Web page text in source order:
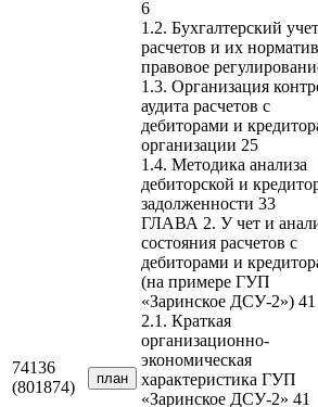
74136
(801874)
план
6
1.2. Бухгалтерский учет
расчетов и их
правовое
1.3. Организация
аудита расчетов с
дебиторами и
организации 25
1.4. Методика анализа
дебиторской и
задолженности 33
ГЛАВА 2. У чет и
состояния расчетов с
дебиторами и
(на примере ГУП
«Заринское ДСУ-2») 41
2.1. Краткая
организационно-
экономическая
характеристика ГУП
«Заринское ДСУ-2» 41